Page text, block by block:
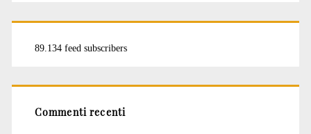
89.134 feed subscribers
Commenti recenti